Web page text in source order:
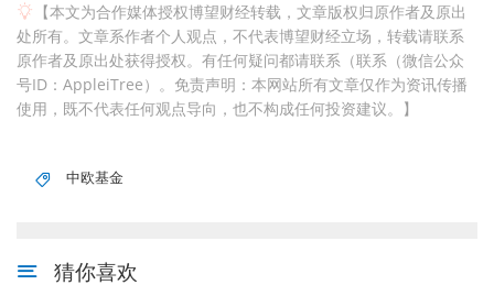
【本文为合作媒体授权博望财经转载，文章版权归原作者及原出
处所有。文章系作者个人观点，不代表博望财经立场，转载请联系
原作者及原出处获得授权。有任何疑问都请联系（联系（微信公众
号ID：AppleiTree）。免责声明：本网站所有文章仅作为资讯传播
使用，既不代表任何观点导向，也不构成任何投资建议。】
中欧基金
猜你喜欢